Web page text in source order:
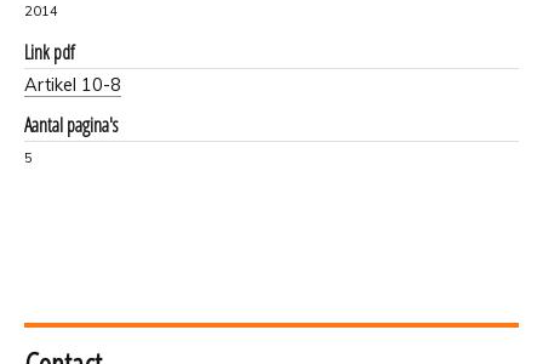
2014
Link pdf
Artikel 10-8
Aantal pagina's
5